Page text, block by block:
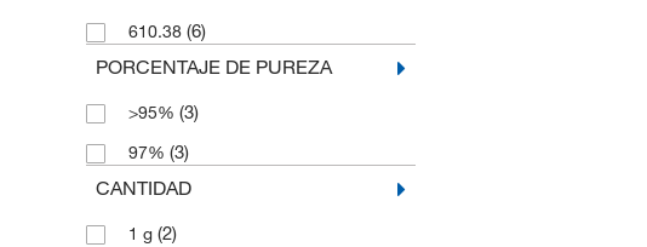
610.38 (6)
PORCENTAJE DE PUREZA
>95% (3)
97% (3)
CANTIDAD
1 g (2)